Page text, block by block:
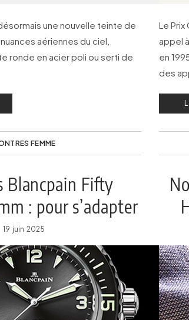
une nouvelle teinte de
aériennes du ciel,
ronde en acier poli ou serti de
FEMME
Le
appel
en
des
Blancpain Fifty
: pour s’adapter
poignet
19 juin 2025